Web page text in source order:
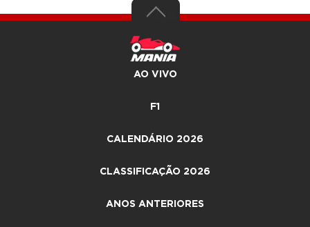
AO VIVO
F1
CALENDÁRIO 2026
CLASSIFICAÇÃO 2026
ANOS ANTERIORES